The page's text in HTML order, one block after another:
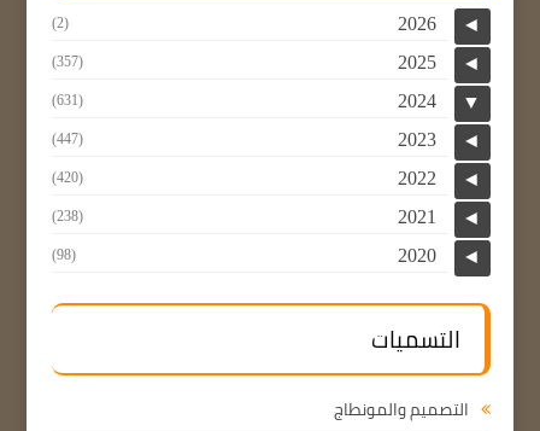
◄
2026
(2)
◄
2025
(357)
▼
2024
(631)
◄
2023
(447)
◄
2022
(420)
◄
2021
(238)
◄
2020
(98)
التسميات
التصميم والمونطاج